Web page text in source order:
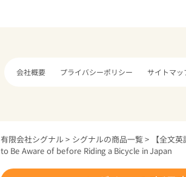
会社概要 プライバシーポリシー サイトマッ
有限会社シグナル> シグナルの商品一覧> 【全文
to Be Aware of before Riding a Bicycle in Japan